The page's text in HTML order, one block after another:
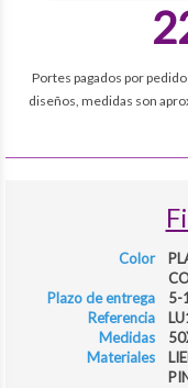
Portes pagados por
diseños, medidas son
Color
Plazo de entrega
5-
Referencia
Medidas
Materiales